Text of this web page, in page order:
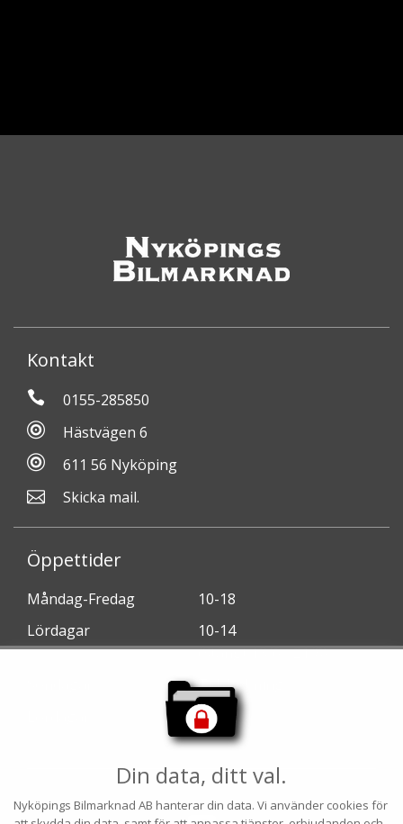
Kontakt
0155-285850
Hästvägen 6
611 56 Nyköping
Skicka mail.
Öppettider
Måndag-Fredag
10-18
Lördagar
10-14
(Stängt 13/6 - 21/8)
Tidsbokning
Din data, ditt val.
Nyköpings Bilmarknad AB hanterar din data. Vi använder cookies för